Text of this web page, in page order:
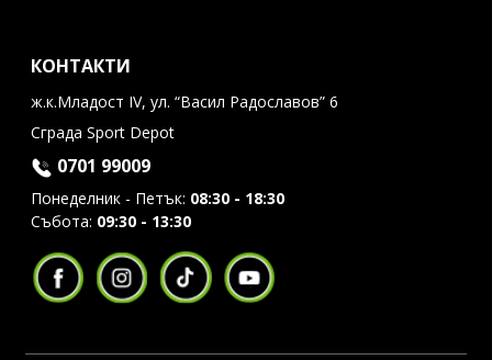
КОНТАКТИ
ж.к.Младост IV, ул. “Васил Радославов” 6
Сграда Sport Depot
0701 99009
Понеделник - Петък: 08:30 - 18:30
Събота: 09:30 - 13:30